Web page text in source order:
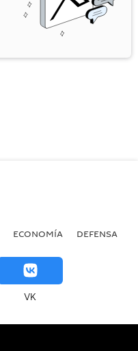
ECONOMÍA DEFENSA
VK